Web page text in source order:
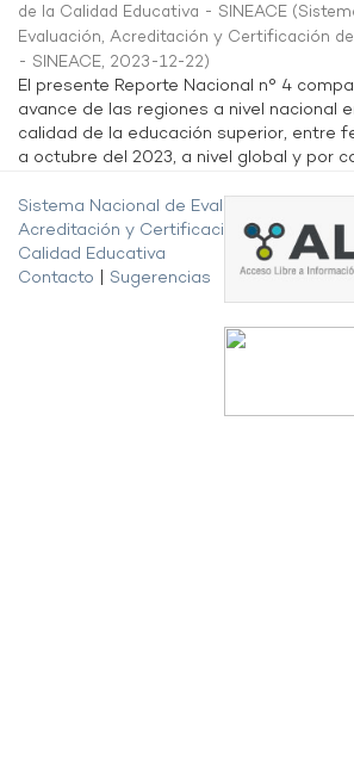
de la Calidad Educativa - SINEACE (
Evaluación, Acreditación y Certificación
- SINEACE, 2023-12-22)
El presente Reporte Nacional n° 4
avance de las regiones a nivel nacional
calidad de la educación superior, entre
a octubre del 2023, a nivel global y por
Sistema Nacional de Evaluación,
Acreditación y Certificación de la
Calidad Educativa
Contacto
Sugerencias